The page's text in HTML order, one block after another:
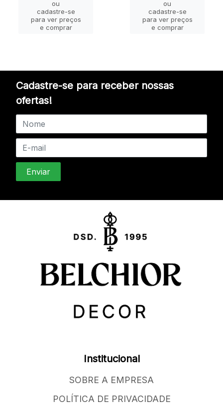
ou
cadastre-se
para ver preços
e comprar
ou
cadastre-se
para ver preços
e comprar
Cadastre-se para receber nossas
ofertas!
Institucional
SOBRE A EMPRESA
POLÍTICA DE PRIVACIDADE